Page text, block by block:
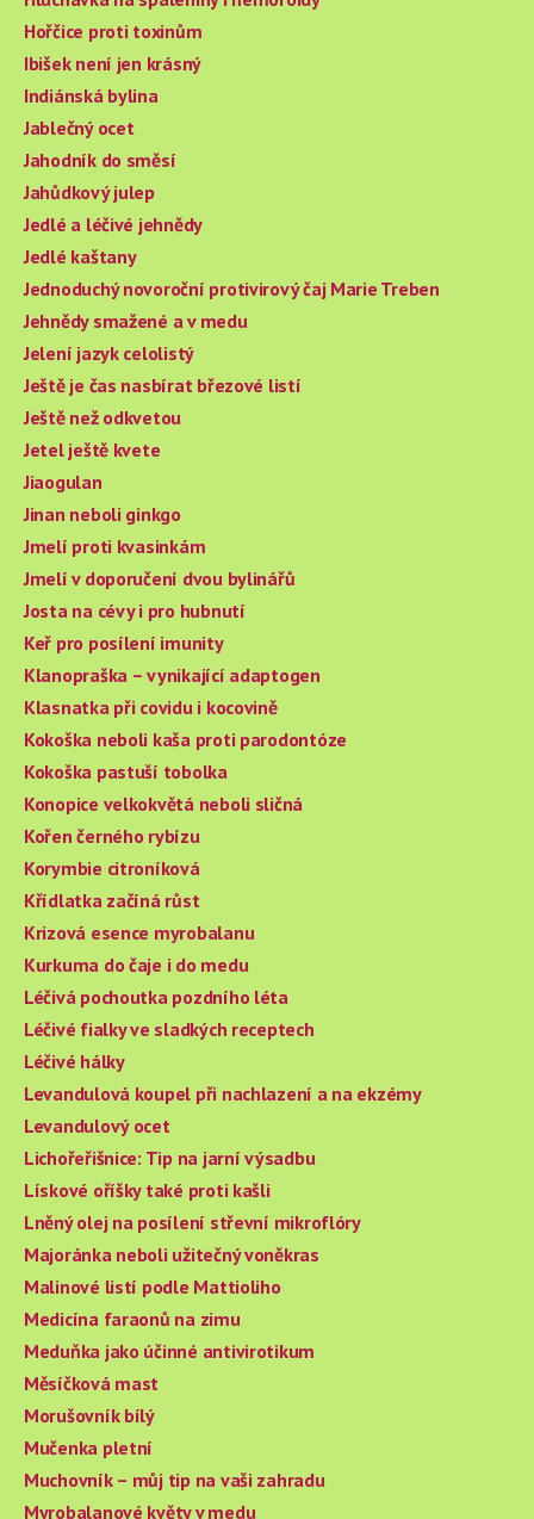
Hořčice proti toxinům
Ibišek není jen krásný
Indiánská bylina
Jablečný ocet
Jahodník do směsí
Jahůdkový julep
Jedlé a léčivé jehnědy
Jedlé kaštany
Jednoduchý novoroční protivirový čaj Marie Treben
Jehnědy smažené a v medu
Jelení jazyk celolistý
Ještě je čas nasbírat březové listí
Ještě než odkvetou
Jetel ještě kvete
Jiaogulan
Jinan neboli ginkgo
Jmelí proti kvasinkám
Jmelí v doporučení dvou bylinářů
Josta na cévy i pro hubnutí
Keř pro posílení imunity
Klanopraška – vynikající adaptogen
Klasnatka při covidu i kocovině
Kokoška neboli kaša proti parodontóze
Kokoška pastuší tobolka
Konopice velkokvětá neboli sličná
Kořen černého rybízu
Korymbie citroníková
Křídlatka začíná růst
Krizová esence myrobalanu
Kurkuma do čaje i do medu
Léčivá pochoutka pozdního léta
Léčivé fialky ve sladkých receptech
Léčivé hálky
Levandulová koupel při nachlazení a na ekzémy
Levandulový ocet
Lichořeřišnice: Tip na jarní výsadbu
Lískové oříšky také proti kašli
Lněný olej na posílení střevní mikroflóry
Majoránka neboli užitečný voněkras
Malinové listí podle Mattioliho
Medicína faraonů na zimu
Meduňka jako účinné antivirotikum
Měsíčková mast
Morušovník bílý
Mučenka pletní
Muchovník – můj tip na vaši zahradu
Myrobalanové květy v medu